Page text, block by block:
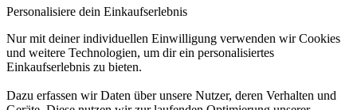
Personalisiere dein Einkaufserlebnis
Nur mit deiner individuellen Einwilligung verwenden wir Cookies
und weitere Technologien, um dir ein personalisiertes
Einkaufserlebnis zu bieten.
Dazu erfassen wir Daten über unsere Nutzer, deren Verhalten und